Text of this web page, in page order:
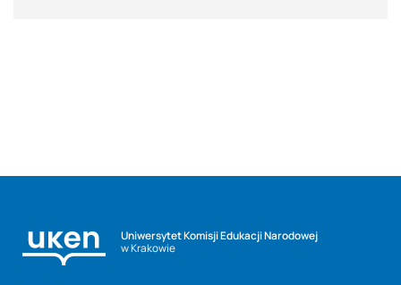
Uniwersytet Komisji Edukacji Narodowej
w Krakowie